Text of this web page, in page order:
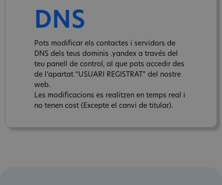
DNS
Pots modificar els contactes i servidors de
DNS dels teus dominis .yandex a través del
teu panell de control, al que pots accedir des
de l‘apartat “USUARI REGISTRAT” del nostre
web.
Les modificacions es realitzen en temps real i
no tenen cost (Excepte el canvi de titular).